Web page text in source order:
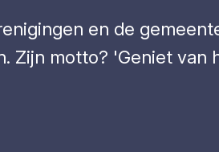
en de
Zijn motto? 'Geniet van